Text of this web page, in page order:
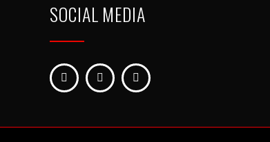
SOCIAL MEDIA